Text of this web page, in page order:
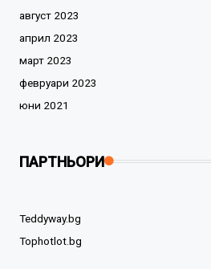
август 2023
април 2023
март 2023
февруари 2023
юни 2021
ПАРТНЬОРИ
Teddyway.bg
Tophotlot.bg